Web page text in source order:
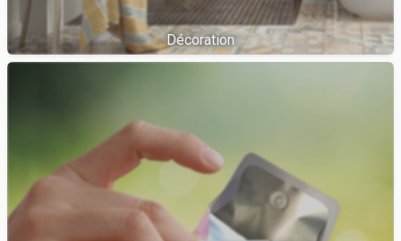
Décoration